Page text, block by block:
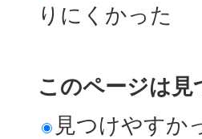
りにくかった
このページは
見つけやすか